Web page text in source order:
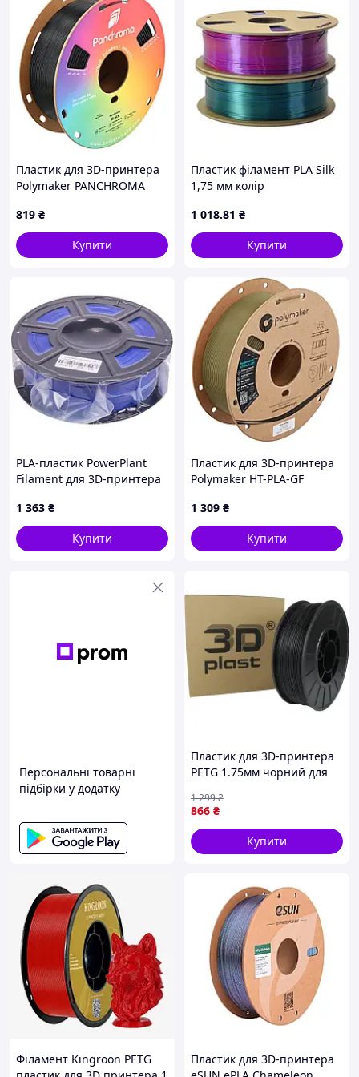
Пластик для 3D-принтера
Polymaker PANCHROMA
(CA14001)
819 ₴
Купити
Пластик філамент PLA Silk
1,75 мм колір
1 кг
1 018.81 ₴
Купити
PLA-пластик PowerPlant
Filament для 3D-принтера
1 363 ₴
Купити
Пластик для 3D-принтера
Polymaker HT-PLA-GF
(PA18005)
1 309 ₴
Купити
Персональні товарні
підбірки у додатку
Пластик для 3D-принтера
PETG 1.75мм чорний для
високою міцністю SPICY
866 ₴
1 299₴
Купити
Філамент Kingroon PETG
Пластик для 3D-принтера